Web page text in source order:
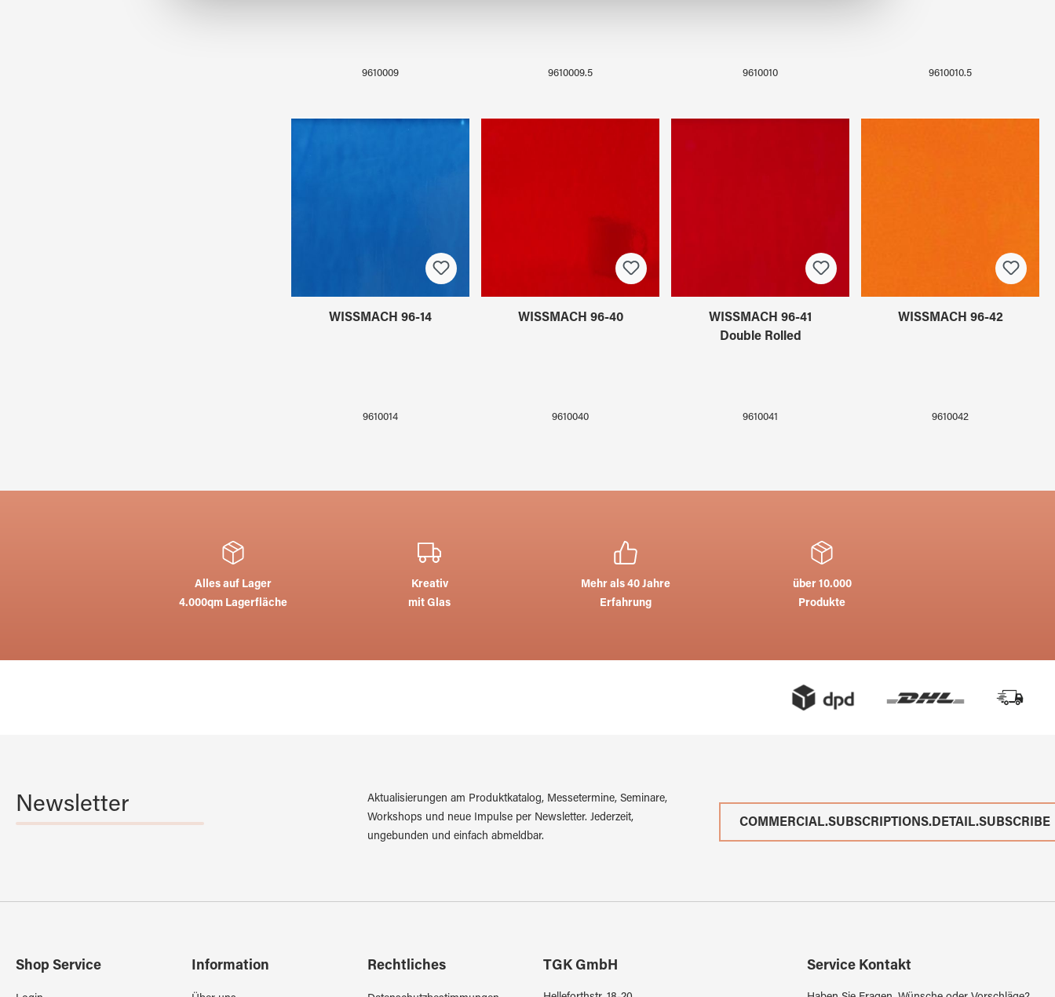
9610009 9610009.5 9610010 9610010.5
WISSMACH 96-14
9610014
WISSMACH 96-40
9610040
WISSMACH 96-41
Double Rolled
9610041
WISSMACH 96-42
9610042
Alles auf Lager
4.000qm Lagerfläche
Kreativ
mit Glas
Mehr als 40 Jahre
Erfahrung
über 10.000
Produkte
Newsletter
Aktualisierungen am Produktkatalog, Messetermine, Seminare,
Workshops und neue Impulse per Newsletter. Jederzeit,
ungebunden und einfach abmeldbar.
COMMERCIAL.SUBSCRIPTIONS.DETAIL.SUBSCRIBE
Shop Service Information Rechtliches TGK GmbH Service Kontakt